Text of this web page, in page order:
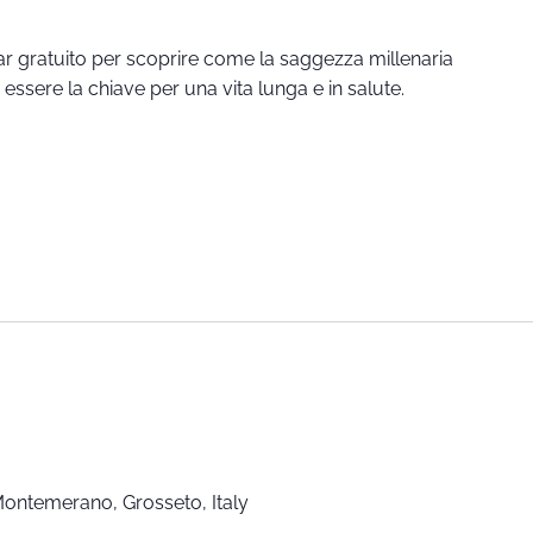
gratuito per scoprire come la saggezza millenaria
la chiave per una vita lunga e in salute.
Grosseto, Italy